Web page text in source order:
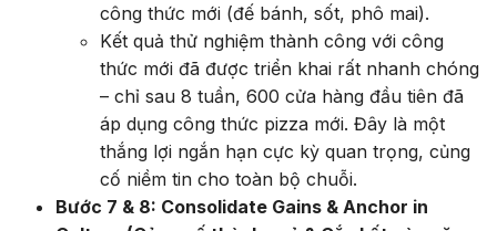
công thức mới (đế bánh, sốt, phô mai).
Kết quả thử nghiệm thành công với công
thức mới đã được triển khai rất nhanh chóng
– chỉ sau 8 tuần, 600 cửa hàng đầu tiên đã
áp dụng công thức pizza mới. Đây là một
thắng lợi ngắn hạn cực kỳ quan trọng, củng
cố niềm tin cho toàn bộ chuỗi.
Bước 7 & 8: Consolidate Gains & Anchor in